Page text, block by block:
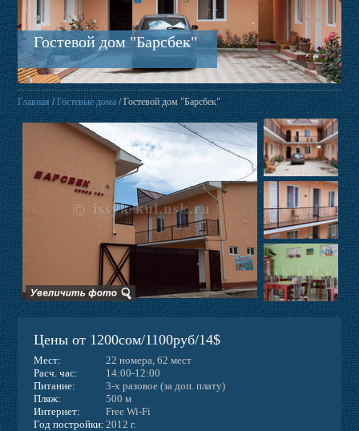
Гостевые дома
Пансионаты
Трансферы
Фото
Отзывы
Контакты
Новости
Веб-камера
Гостевой дом "Барсбек"
Главная /Гостевые дома/ Гостевой дом "Барсбек"
Цены от 1200сом/1100руб/14$
Мест:
22 номера, 62 мест
Расч. час:
14:00-12:00
Питание:
3-х разовое (за доп. плату)
Пляж:
500 м
Интернет:
Free Wi-Fi
Год постройки: 2012 г.